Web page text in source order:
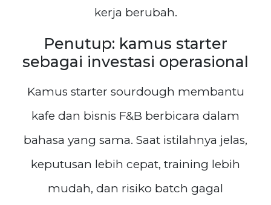
kerja berubah.
Penutup: kamus starter
sebagai investasi operasional
Kamus starter sourdough membantu
kafe dan bisnis F&B berbicara dalam
bahasa yang sama. Saat istilahnya jelas,
keputusan lebih cepat, training lebih
mudah, dan risiko batch gagal